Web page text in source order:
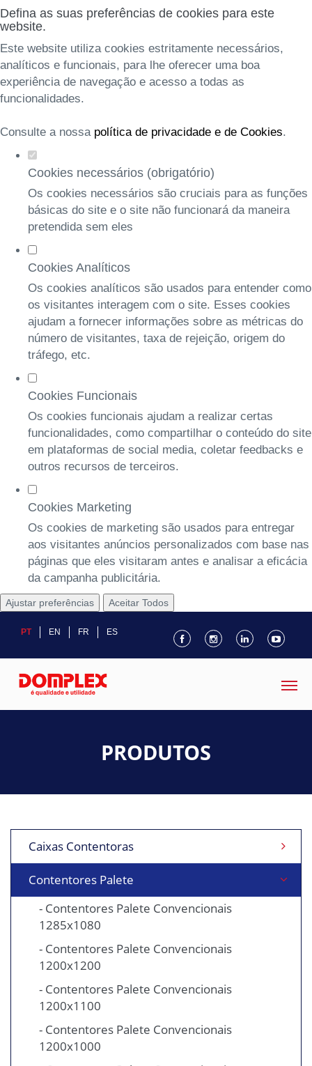
Defina as suas preferências de cookies para este
website.
Este website utiliza cookies estritamente necessários,
analíticos e funcionais, para lhe oferecer uma boa
experiência de navegação e acesso a todas as
funcionalidades.
Consulte a nossa política de privacidade e de Cookies.
Cookies necessários (obrigatório)
Os cookies necessários são cruciais para as funções
básicas do site e o site não funcionará da maneira
pretendida sem eles
Cookies Analíticos
Os cookies analíticos são usados para entender como
os visitantes interagem com o site. Esses cookies
ajudam a fornecer informações sobre as métricas do
número de visitantes, taxa de rejeição, origem do
tráfego, etc.
Cookies Funcionais
Os cookies funcionais ajudam a realizar certas
funcionalidades, como compartilhar o conteúdo do site
em plataformas de social media, coletar feedbacks e
outros recursos de terceiros.
Cookies Marketing
Os cookies de marketing são usados para entregar
aos visitantes anúncios personalizados com base nas
páginas que eles visitaram antes e analisar a eficácia
da campanha publicitária.
Ajustar preferências Aceitar Todos
PT EN FR ES
PRODUTOS
Caixas Contentoras
Contentores Palete
- Contentores Palete Convencionais
1285x1080
- Contentores Palete Convencionais
1200x1200
- Contentores Palete Convencionais
1200x1100
- Contentores Palete Convencionais
1200x1000